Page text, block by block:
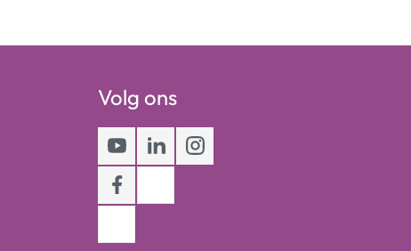
Volg ons
Youtube
LinkedInInstagram
Facebook